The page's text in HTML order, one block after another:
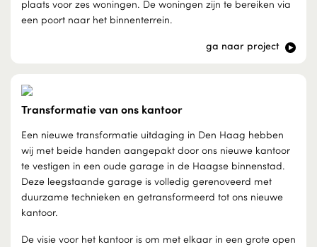
plaats voor zes woningen. De woningen zijn te bereiken via
een poort naar het binnenterrein.
ga naar project
Transformatie van ons kantoor
Een nieuwe transformatie uitdaging in Den Haag hebben
wij met beide handen aangepakt door ons nieuwe kantoor
te vestigen in een oude garage in de Haagse binnenstad.
Deze leegstaande garage is volledig gerenoveerd met
duurzame technieken en getransformeerd tot ons nieuwe
kantoor.
De visie voor het kantoor is om met elkaar in een grote open